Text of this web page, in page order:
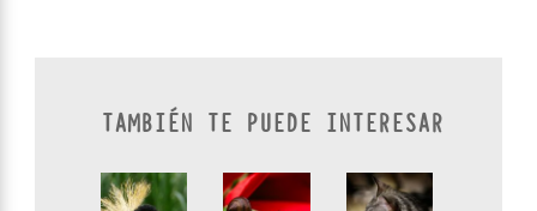
TAMBIÉN TE PUEDE INTERESAR